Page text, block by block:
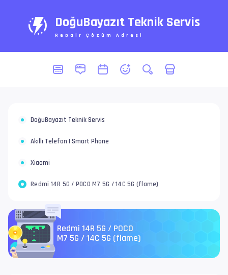
DoğuBayazıt Teknik Servis
Repair Çözüm Adresi
DoğuBayazıt Teknik Servis
Akıllı Telefon | Smart Phone
Xiaomi
Redmi 14R 5G / POCO M7 5G / 14C 5G (flame)
Redmi 14R 5G / POCO
M7 5G / 14C 5G (flame)